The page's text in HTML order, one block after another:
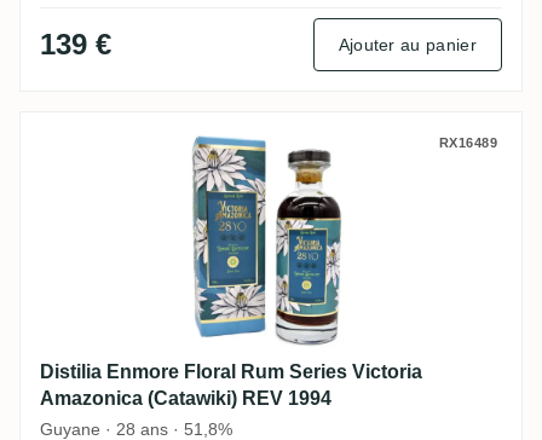
139 € Ajouter au panier
Distilia Enmore Floral Rum SeriesRX16489
Distilia Enmore Floral Rum Series Victoria
Amazonica (Catawiki) REV 1994
Guyane · 28 ans · 51,8%